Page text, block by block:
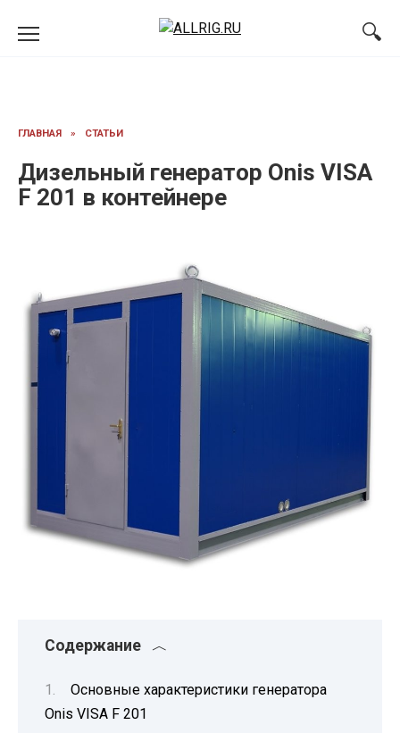
ГЛАВНАЯ » СТАТЬИ
Дизельный генератор Onis VISA
F 201 в контейнере
Содержание
Основные характеристики генератора
Onis VISA F 201